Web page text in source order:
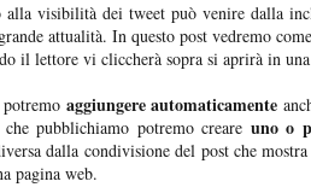
alla visibilità dei tweet può venire dalla
attualità. In questo post vedremo come
il lettore vi cliccherà sopra si aprirà in
aggiungere automaticamente
pubblichiamo potremo creare uno o
dalla condivisione del post che
pagina web.